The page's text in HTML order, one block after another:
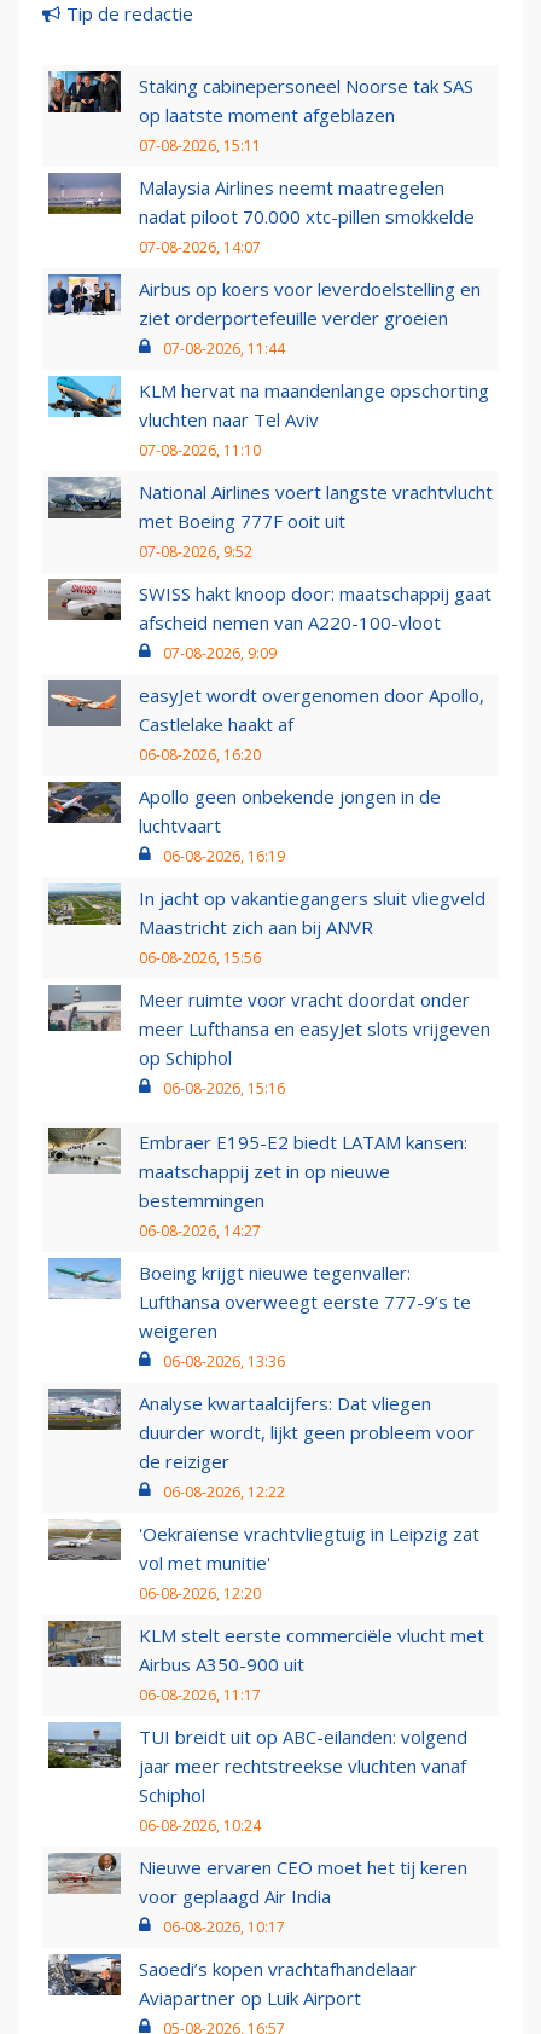
Tip de redactie
Staking cabinepersoneel Noorse tak SAS
op laatste moment afgeblazen
07-08-2026, 15:11
Malaysia Airlines neemt maatregelen
nadat piloot 70.000 xtc-pillen smokkelde
07-08-2026, 14:07
Airbus op koers voor leverdoelstelling en
ziet orderportefeuille verder groeien
07-08-2026, 11:44
KLM hervat na maandenlange opschorting
vluchten naar Tel Aviv
07-08-2026, 11:10
National Airlines voert langste vrachtvlucht
met Boeing 777F ooit uit
07-08-2026, 9:52
SWISS hakt knoop door: maatschappij gaat
afscheid nemen van A220-100-vloot
07-08-2026, 9:09
easyJet wordt overgenomen door Apollo,
Castlelake haakt af
06-08-2026, 16:20
Apollo geen onbekende jongen in de
luchtvaart
06-08-2026, 16:19
In jacht op vakantiegangers sluit vliegveld
Maastricht zich aan bij ANVR
06-08-2026, 15:56
Meer ruimte voor vracht doordat onder
meer Lufthansa en easyJet slots vrijgeven
op Schiphol
06-08-2026, 15:16
Embraer E195-E2 biedt LATAM kansen:
maatschappij zet in op nieuwe
bestemmingen
06-08-2026, 14:27
Boeing krijgt nieuwe tegenvaller:
Lufthansa overweegt eerste 777-9’s te
weigeren
06-08-2026, 13:36
Analyse kwartaalcijfers: Dat vliegen
duurder wordt, lijkt geen probleem voor
de reiziger
06-08-2026, 12:22
'Oekraïense vrachtvliegtuig in Leipzig zat
vol met munitie'
06-08-2026, 12:20
KLM stelt eerste commerciële vlucht met
Airbus A350-900 uit
06-08-2026, 11:17
TUI breidt uit op ABC-eilanden: volgend
jaar meer rechtstreekse vluchten vanaf
Schiphol
06-08-2026, 10:24
Nieuwe ervaren CEO moet het tij keren
voor geplaagd Air India
06-08-2026, 10:17
Saoedi’s kopen vrachtafhandelaar
Aviapartner op Luik Airport
05-08-2026, 16:57